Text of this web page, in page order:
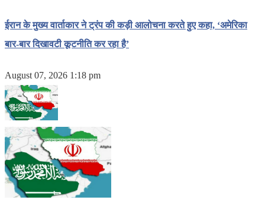
ईरान के मुख्य वार्ताकार ने ट्रंप की कड़ी आलोचना करते हुए कहा, ‘अमेरिका
बार-बार दिखावटी कूटनीति कर रहा है’
August 07, 2026 1:18 pm